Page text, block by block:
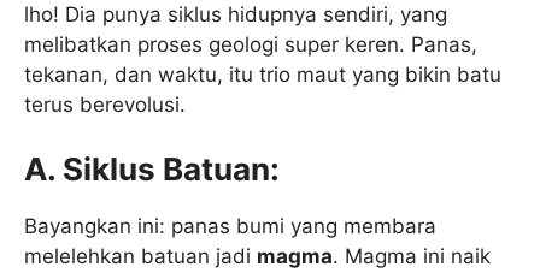
lho! Dia punya siklus hidupnya sendiri, yang
melibatkan proses geologi super keren. Panas,
tekanan, dan waktu, itu trio maut yang bikin batu
terus berevolusi.
A. Siklus Batuan:
Bayangkan ini: panas bumi yang membara
melelehkan batuan jadi magma. Magma ini naik